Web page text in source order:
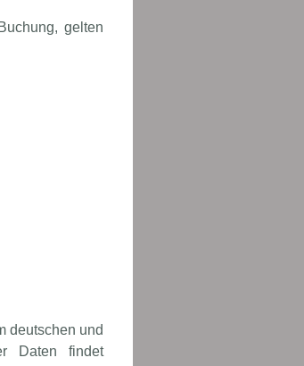
gelten
deutschen und
Daten findet